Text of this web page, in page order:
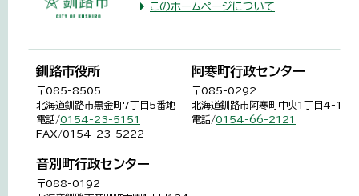
このホームページについて
釧路市役所
〒085-8505
北海道釧路市黒金町7丁目5番地
電話/0154-23-5151
FAX/0154-23-5222
阿寒町行政センター
〒085-0292
北海道釧路市阿寒町中央1丁目4-1
電話/0154-66-2121
音別町行政センター
〒088-0192